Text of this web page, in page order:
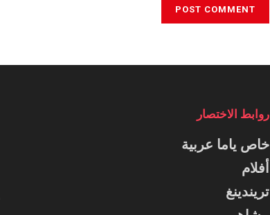
روابط الاختصار
خاص ياما عربية
أفلام
تريندينغ